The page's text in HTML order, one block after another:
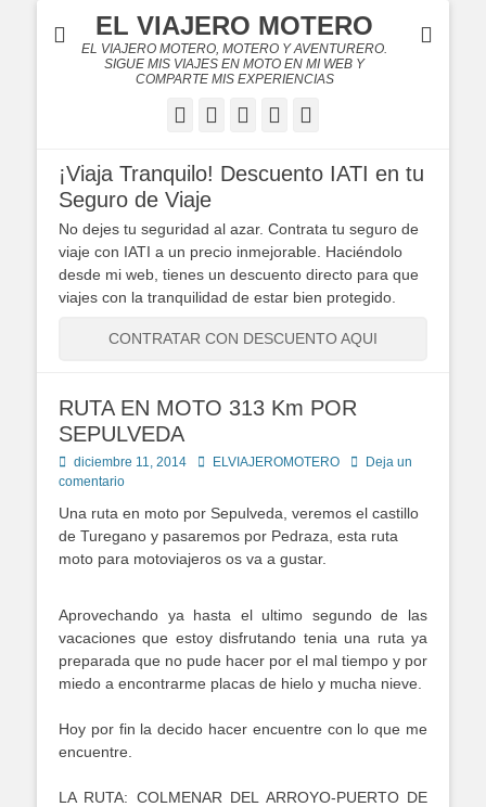
EL VIAJERO MOTERO
EL VIAJERO MOTERO, MOTERO Y AVENTURERO.
SIGUE MIS VIAJES EN MOTO EN MI WEB Y
COMPARTE MIS EXPERIENCIAS
Facebook
Twitter
FlickrYouTube
¡Viaja Tranquilo! Descuento IATI en tu
Seguro de Viaje
No dejes tu seguridad al azar. Contrata tu seguro de
viaje con IATI a un precio inmejorable. Haciéndolo
desde mi web, tienes un descuento directo para que
viajes con la tranquilidad de estar bien protegido.
CONTRATAR CON DESCUENTO AQUI
RUTA EN MOTO 313 Km POR
SEPULVEDA
Publicado
en
diciembre 11, 2014 AutorELVIAJEROMOTERO
Deja un
comentario
Una ruta en moto por Sepulveda, veremos el castillo
de Turegano y pasaremos por Pedraza, esta ruta
moto para motoviajeros os va a gustar.
Aprovechando ya hasta el ultimo segundo de las
vacaciones que estoy disfrutando tenia una ruta ya
preparada que no pude hacer por el mal tiempo y por
miedo a encontrarme placas de hielo y mucha nieve.
Hoy por fin la decido hacer encuentre con lo que me
encuentre.
LA RUTA: COLMENAR DEL ARROYO-PUERTO DE